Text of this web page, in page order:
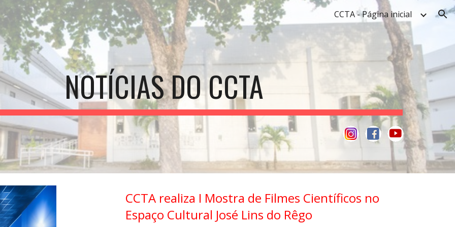
to main content Skip to navigation CCTA - Página inicial
NOTÍCIAS DO CCTA
CCTA realiza I Mostra de Filmes Científicos no
Espaço Cultural José Lins do Rêgo